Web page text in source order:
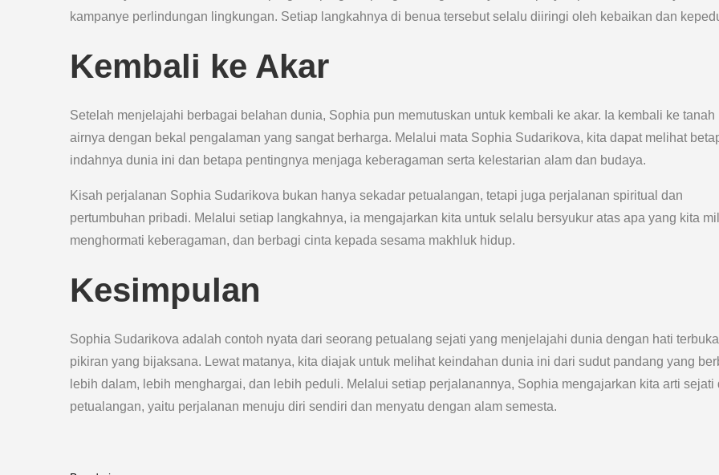
kampanye perlindungan lingkungan. Setiap langkahnya di benua tersebut selalu diiringi oleh kebaikan dan
Kembali ke Akar
Setelah menjelajahi berbagai belahan dunia, Sophia pun memutuskan untuk kembali ke akar. Ia kembali ke tanah
airnya dengan bekal pengalaman yang sangat berharga. Melalui mata Sophia Sudarikova, kita dapat melihat
indahnya dunia ini dan betapa pentingnya menjaga keberagaman serta kelestarian alam dan budaya.
Kisah perjalanan Sophia Sudarikova bukan hanya sekadar petualangan, tetapi juga perjalanan spiritual dan
pertumbuhan pribadi. Melalui setiap langkahnya, ia mengajarkan kita untuk selalu bersyukur atas apa yang kita
menghormati keberagaman, dan berbagi cinta kepada sesama makhluk hidup.
Kesimpulan
Sophia Sudarikova adalah contoh nyata dari seorang petualang sejati yang menjelajahi dunia dengan hati
pikiran yang bijaksana. Lewat matanya, kita diajak untuk melihat keindahan dunia ini dari sudut pandang yang
lebih dalam, lebih menghargai, dan lebih peduli. Melalui setiap perjalanannya, Sophia mengajarkan kita arti sejati
petualangan, yaitu perjalanan menuju diri sendiri dan menyatu dengan alam semesta.